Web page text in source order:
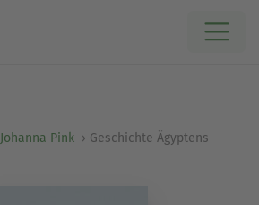
Johanna Pink Geschichte Ägyptens